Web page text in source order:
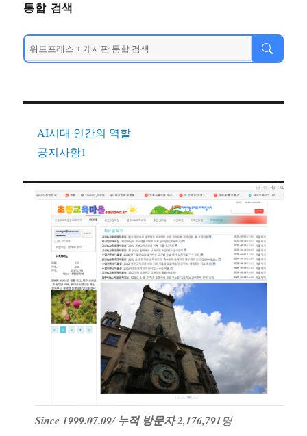
통합 검색
AI시대 인간의 역할
공지사항1
Since 1999.07.09/누적 방문자 2,176,791명